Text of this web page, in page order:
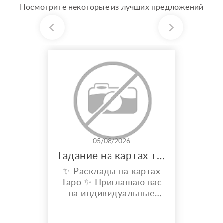
Посмотрите некоторые из лучших предложений
05/08/2026
Гадание на картах таро
✨ Расклады на картах
Таро ✨ Приглашаю вас
на индивидуальные